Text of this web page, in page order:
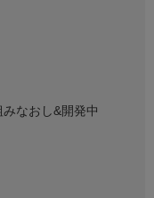
なおし&開発中